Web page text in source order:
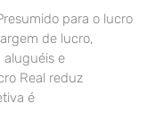
para o lucro
de lucro,
aluguéis e
Real reduz
é